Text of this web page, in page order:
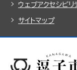
ウェブアクセシビリ
サイトマップ